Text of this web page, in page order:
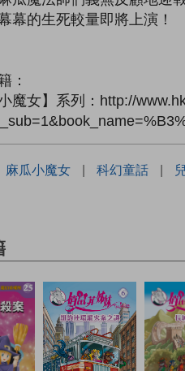
幕的生死較量即將上演！
：
魔女】系列：http://
麻瓜小魔女 | 科幻童話 |